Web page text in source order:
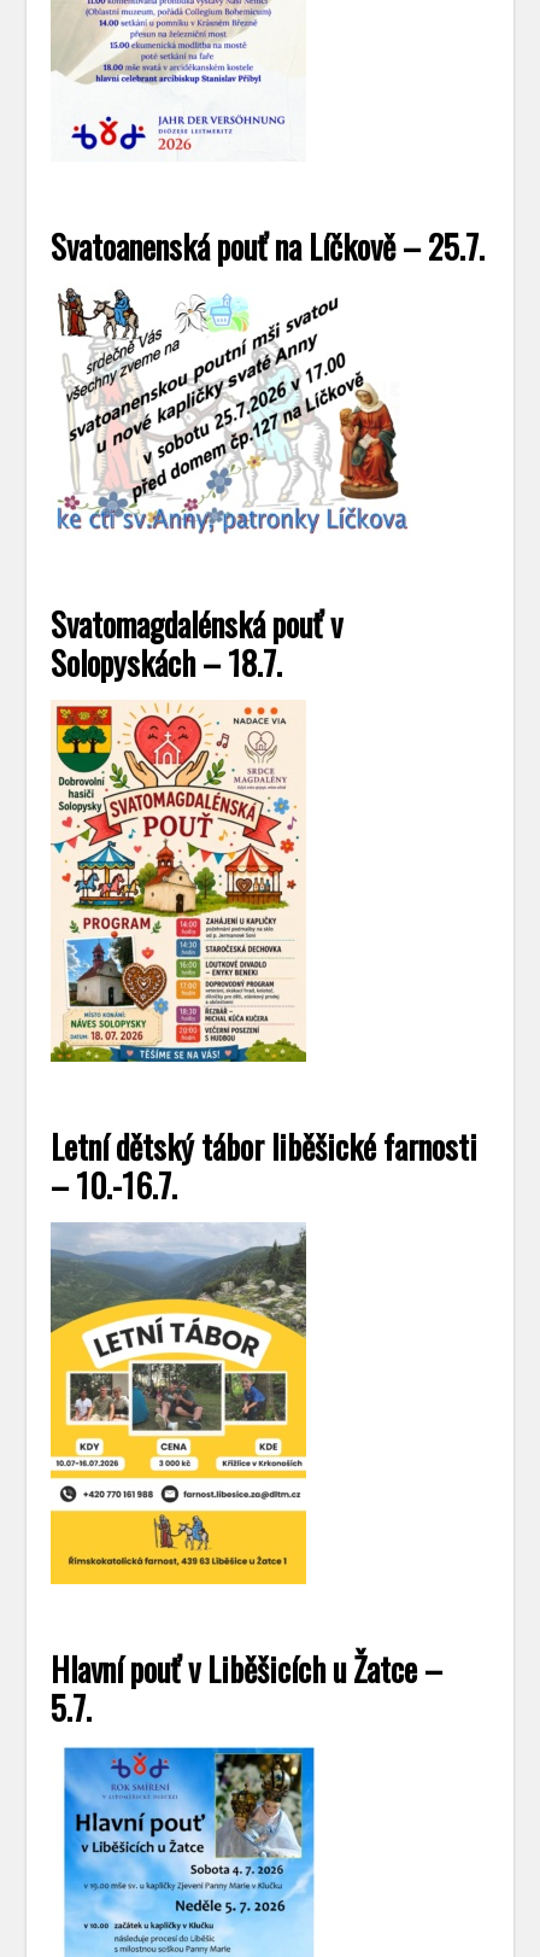
Svatoanenská pouť na Líčkově – 25.7.
Svatomagdalénská pouť v
Solopyskách – 18.7.
Letní dětský tábor liběšické farnosti
– 10.-16.7.
Hlavní pouť v Liběšicích u Žatce –
5.7.